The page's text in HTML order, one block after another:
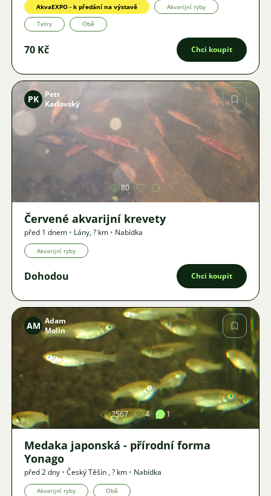
AkvaEXPO - k předání na výstavě Akvarijní ryby
Tetry Obě
70 Kč Chci koupit
Obrázek
PK
Petr
Karlovský
80
Červené akvarijní krevety
před 1 dnem • Lány,? km • Nabídka
Akvarijní ryby
Dohodou Chci koupit
Obrázek
AM Adam
Molin
2567 4 1
Medaka japonská - přírodní forma
Yonago
před 2 dny • Český Těšín ,? km • Nabídka
Akvarijní ryby Obě